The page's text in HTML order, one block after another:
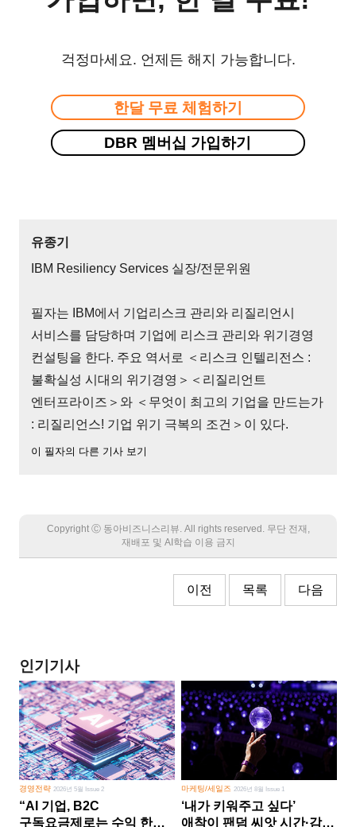
걱정마세요. 언제든 해지 가능합니다.
한달 무료 체험하기
DBR 멤버십 가입하기
유종기
IBM Resiliency Services 실장/전문위원
필자는 IBM에서 기업리스크 관리와 리질리언시
서비스를 담당하며 기업에 리스크 관리와 위기경영
컨설팅을 한다. 주요 역서로 ＜리스크 인텔리전스 :
불확실성 시대의 위기경영＞＜리질리언트
엔터프라이즈＞와 ＜무엇이 최고의 기업을 만드는가
: 리질리언스! 기업 위기 극복의 조건＞이 있다.
이 필자의 다른 기사 보기
Copyright Ⓒ 동아비즈니스리뷰. All rights reserved. 무단 전재,
재배포 및 AI학습 이용 금지
이전 목록 다음
인기기사
경영전략 2026년 5월 Issue 2
“AI 기업, B2C
구독요금제로는 수익 한계
마케팅/세일즈 2026년 8월 Issue 1
‘내가 키워주고 싶다’
애착이 팬덤 씨앗 시간·감정